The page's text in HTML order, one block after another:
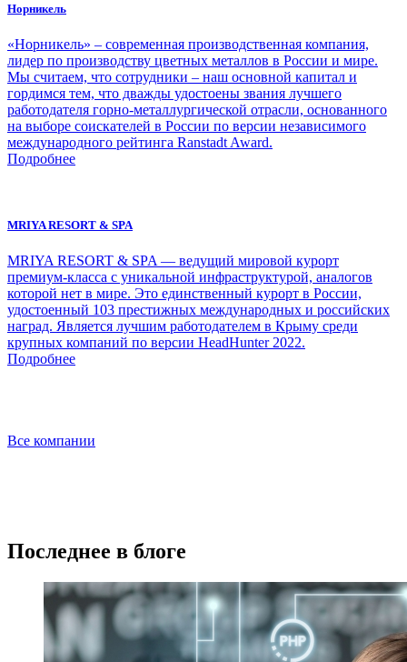
Норникель
«Норникель» – современная производственная компания,
лидер по производству цветных металлов в России и мире.
Мы считаем, что сотрудники – наш основной капитал и
гордимся тем, что дважды удостоены звания лучшего
работодателя горно-металлургической отрасли, основанного
на выборе соискателей в России по версии независимого
международного рейтинга Ranstadt Award.
Подробнее
MRIYA RESORT & SPA
MRIYA RESORT & SPA — ведущий мировой курорт
премиум-класса с уникальной инфраструктурой, аналогов
которой нет в мире. Это единственный курорт в России,
удостоенный 103 престижных международных и российских
наград. Является лучшим работодателем в Крыму среди
крупных компаний по версии HeadHunter 2022.
Подробнее
Все компании
Последнее в блоге